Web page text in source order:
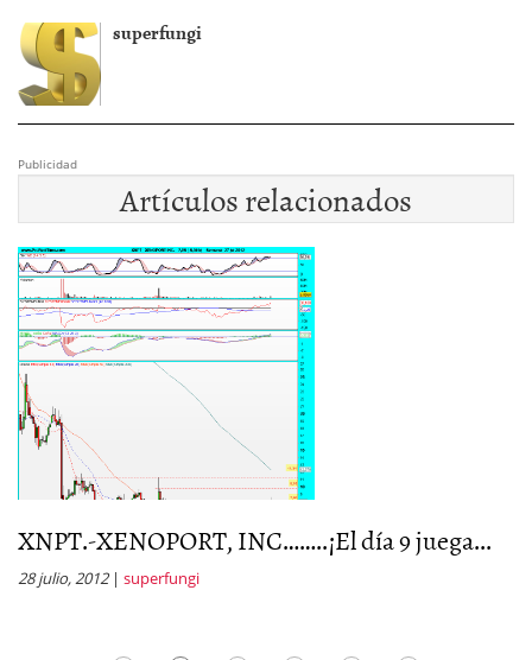
superfungi
Publicidad
Artículos relacionados
XNPT.-XENOPORT, INC……..¡El día 9 juega...
28 julio, 2012| superfungi